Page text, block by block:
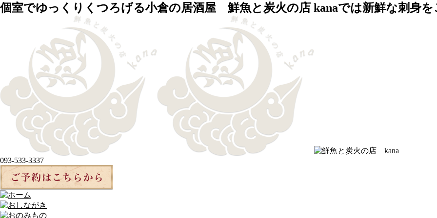
個室でゆっくりくつろげる小倉の居酒屋 鮮魚と炭火の店 kanaでは新鮮な刺身を
093-533-3337